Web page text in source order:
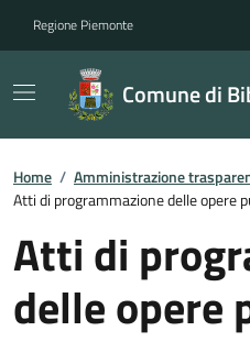
Regione Piemonte
Comune di
Home / Amministrazione
Atti di programmazione delle opere
Atti di
delle opere